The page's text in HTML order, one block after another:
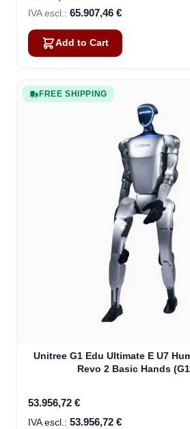
65.907,46 €
Add to Cart
FREE SHIPPING
Unitree G1 Edu Ultimate E U7
Revo 2 Basic Hands
53.956,72 €
53.956,72 €